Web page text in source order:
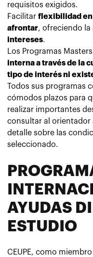
requisitos exigidos.
Facilitar flexibilidad en
afrontar, ofreciendo la
intereses.
Los Programas
interna a través de la
tipo de interés ni
Todos sus programas
cómodos plazos para
realizar importantes
consultar al
detalle sobre las
seleccionado.
AYUDAS
ESTUDIO
CEUPE, como